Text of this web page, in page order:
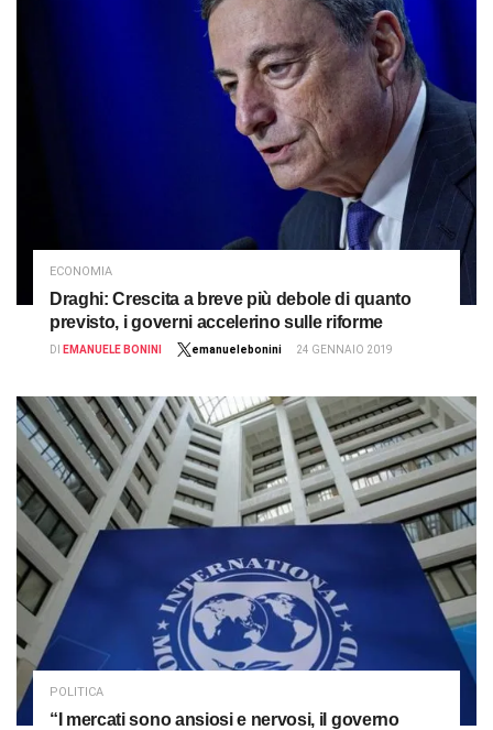
ECONOMIA
Draghi: Crescita a breve più debole di quanto
previsto, i governi accelerino sulle riforme
DI EMANUELE BONINI emanuelebonini 24 GENNAIO 2019
POLITICA
“I mercati sono ansiosi e nervosi, il governo